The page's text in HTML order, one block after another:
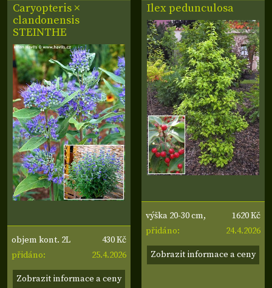
Caryopteris ×
clandonensis
STEINTHE
objem kont. 2L
430 Kč
přidáno:
25.4.2026
Zobrazit informace a ceny
Ilex pedunculosa
výška 20-30 cm,
varieta Ellen
1620 Kč
přidáno:
24.4.2026
Zobrazit informace a ceny